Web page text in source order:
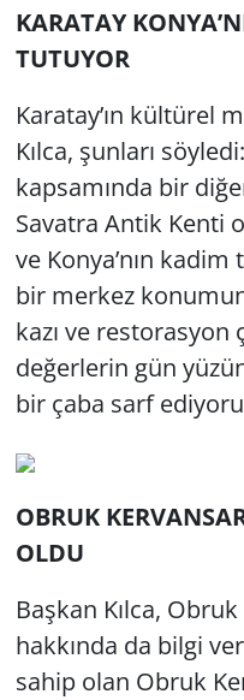
KARATAY
TUTUYOR
Karatay’ın kültürel
Kılca, şunları
kapsamında bir
Savatra Antik Kenti
ve Konya’nın
bir merkez
kazı ve restorasyon
değerlerin gün
bir çaba sarf
OBRUK
OLDU
Başkan Kılca,
hakkında da bilgi
sahip olan Obruk